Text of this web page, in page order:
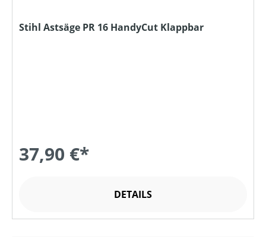
Stihl Astsäge PR 16 HandyCut Klappbar
37,90 €*
DETAILS